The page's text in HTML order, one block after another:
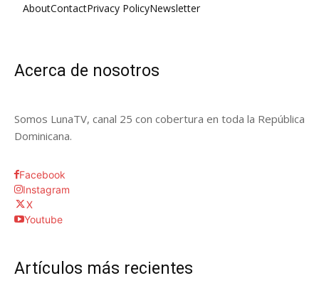
AboutContactPrivacy PolicyNewsletter
Acerca de nosotros
Somos LunaTV, canal 25 con cobertura en toda la República
Dominicana.
Facebook
Instagram
X
Youtube
Artículos más recientes